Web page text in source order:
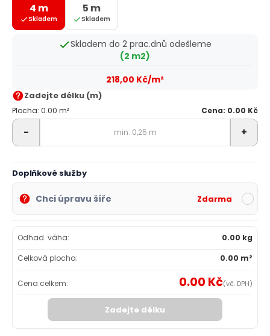
4 m
Skladem
5 m
Skladem
Zadejte délku (m)
Plocha: 0.00 m² Cena: 0.00 Kč
- +
Skladem do 2 prac.dnů odešleme
(2 m2)
218,00 Kč/m²
Doplňkové služby
Chci úpravu šíře Zdarma
Odhad. váha:
0.00 kg
Celková plocha:
0.00 m²
Cena celkem: 0.00 Kč(vč. DPH)
Zadejte délku